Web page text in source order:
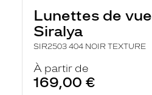
Lunettes de vue
Siralya
SIR2503 404 NOIR TEXTURE
À partir de
169,00 €